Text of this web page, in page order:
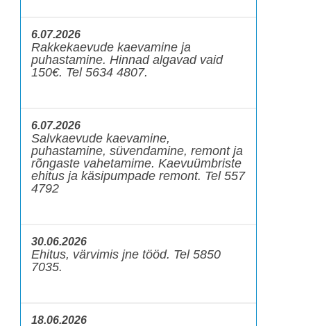
6.07.2026
Rakkekaevude kaevamine ja
puhastamine. Hinnad algavad vaid
150€. Tel 5634 4807.
6.07.2026
Salvkaevude kaevamine,
puhastamine, süvendamine, remont ja
rõngaste vahetamime. Kaevuümbriste
ehitus ja käsipumpade remont. Tel 557
4792
30.06.2026
Ehitus, värvimis jne tööd. Tel 5850
7035.
18.06.2026